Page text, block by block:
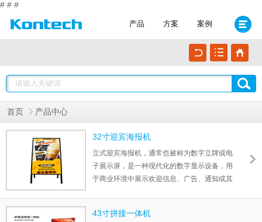
# # #
产品 方案 案例
首页 产品中心
32寸迎宾海报机
立式迎宾海报机，通常也被称为数字立牌或电
子展示屏，是一种现代化的数字显示设备，用
于商业环境中展示欢迎信息、广告、通知或其
所非常常见。...
43寸拼接一体机